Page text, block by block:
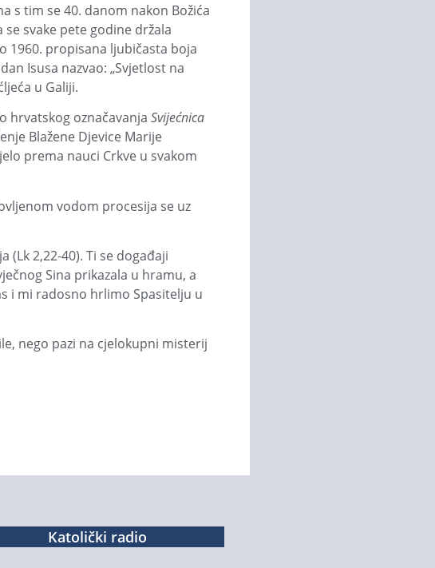
s tim se 40. danom nakon Božića
svake pete godine držala
1960. propisana ljubičasta boja
Isusa nazvao: „Svjetlost na
u Galiji.
hrvatskog označavanja Svijećnica
Blažene Djevice Marije
prema nauci Crkve u svakom
vodom procesija se uz
2,22-40). Ti se događaji
Sina prikazala u hramu, a
i mi radosno hrlimo Spasitelju u
nego pazi na cjelokupni misterij
Katolički radio